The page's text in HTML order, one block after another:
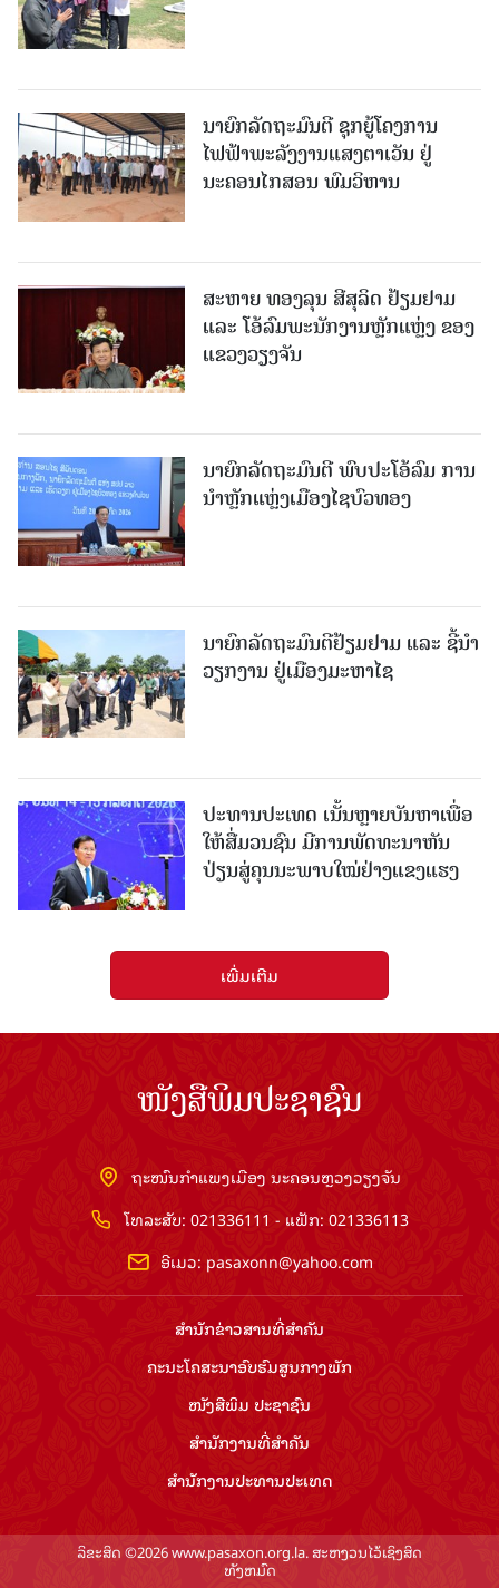
ນາຍົກລັດຖະມົນຕີ ຊຸກຍູ້ໂຄງການ
ໄຟຟ້າພະລັງງານແສງຕາເວັນ ຢູ່
ນະຄອນໄກສອນ ພົມວິຫານ
ສະຫາຍ ທອງລຸນ ສີສຸລິດ ຢ້ຽມຢາມ
ແລະ ໂອ້ລົມພະນັກງານຫຼັກແຫຼ່ງ ຂອງ
ແຂວງວຽງຈັນ
ນາຍົກລັດຖະມົນຕີ ພົບປະໂອ້ລົມ ການ
ນຳຫຼັກແຫຼ່ງເມືອງໄຊບົວທອງ
ນາຍົກລັດຖະມົນຕີຢ້ຽມຢາມ ແລະ ຊີ້ນຳ
ວຽກງານ ຢູ່ເມືອງມະຫາໄຊ
ປະທານປະເທດ ເນັ້ນຫຼາຍບັນຫາເພື່ອ
ໃຫ້ສື່ມວນຊົນ ມີການພັດທະນາຫັນ
ປ່ຽນສູ່ຄຸນນະພາບໃໝ່ຢ່າງແຂງແຮງ
ເພີ່ມເຕີມ
ໜັງສືພິມປະຊາຊົນ
ຖະໜົນກຳແພງເມືອງ ນະຄອນຫຼວງວຽງຈັນ
ໂທລະສັບ: 021336111 - ແຟັກ: 021336113
ອີເມວ: pasaxonn@yahoo.com
ສຳ​ນັກ​ຂ່າວ​ສານ​ທີ່​ສຳ​ຄັນ​
ຄະນະໂຄສະນາອົບຮົມ​ສູນ​ກາງ​ພັກ
ໜັງສືພິມ ປະ​ຊາ​ຊົນ
ສຳ​ນັກ​ງານ​ທີ່​ສຳ​ຄັນ
ສຳ​ນັກ​ງານ​ປະ​ທານ​ປະ​ເທດ
ລິຂະສິດ ©2026 www.pasaxon.org.la. ສະຫງວນໄວ້ເຊິງສິດ
ທັງຫມົດ